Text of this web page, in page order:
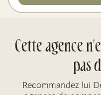
Cette agence
pas
Recommandez lui